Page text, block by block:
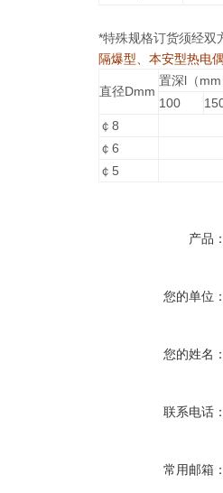
*特殊规格订货须经双
隔爆型、本安型热电
直径Dmm
置深l（
100
￠8
￠6
￠5
产品
您的单位
您的姓名
联系电话
常用邮箱